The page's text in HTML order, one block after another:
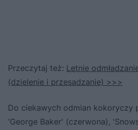
Przeczytaj też: Letnie
(dzielenie i przesadzanie) >>>
Do ciekawych odmian kokoryczy
'George Baker' (czerwona),